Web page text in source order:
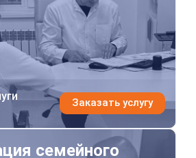
Заказать услугу
врача для декларантов
семейного